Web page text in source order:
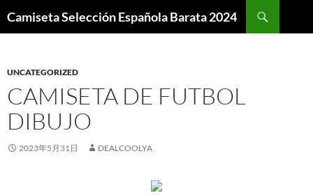
Camiseta Selección Española Barata 2024
UNCATEGORIZED
CAMISETA DE FUTBOL
DIBUJO
2023年5月31日 DEALCOOLYA